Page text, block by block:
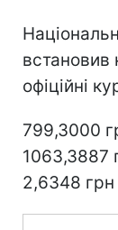
встановив
офіційні
799,3000
1063,3887
2,6348